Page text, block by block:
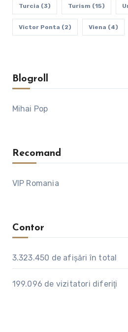
Turcia (3) Turism (15)
Victor Ponta (2) Viena (4)
Blogroll
Mihai Pop
Recomand
VIP Romania
Contor
3.323.450 de afişări în total
199.096 de vizitatori diferiţi